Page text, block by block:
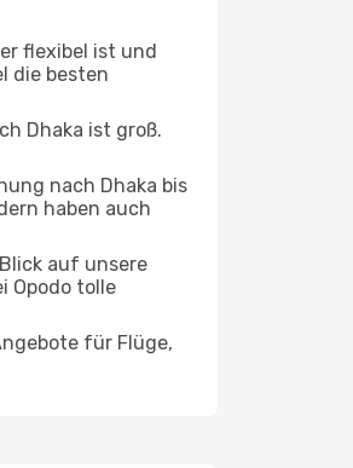
flexibel ist und
die besten
Dhaka ist groß.
nach Dhaka bis
haben auch
auf unsere
Opodo tolle
für Flüge,